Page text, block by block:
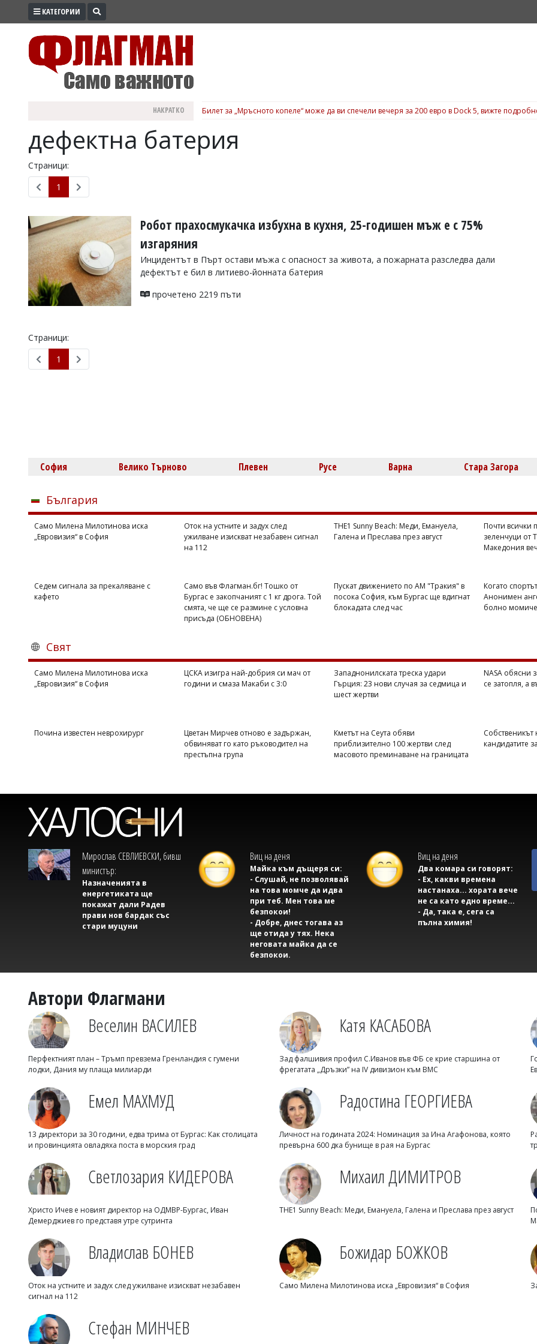
ПРОМО
ЗДРАВЕ
ПОЛИТИКА
ОБЩИНИ
ОБЩЕСТВО
ЛАЙФСТАЙЛ
ВОЙНАТА
УКРАЙНА
СПОРТ
РАЗСЛЕДВАНЕ
office@flagman.bg
въвеждат
отговорност
КАТЕГОРИИ
НАКРАТКО Билет за „Мръсното копеле“ може да ви спечели вечеря за 200 евро в Dock 5, вижте
дефектна батерия
Страници:
1
Робот прахосмукачка избухна в кухня, 25-годишен мъж е с 75%
изгаряния
Инцидентът в Пърт остави мъжа с опасност за живота, а пожарната разследва дали
дефектът е бил в литиево-йонната батерия
прочетено 2219 пъти
Страници:
1
София Велико Търново Плевен Русе Варна Стара Загора
България
Само Милена Милотинова иска
„Евровизия“ в София
Оток на устните и задух след
ужилване изискват незабавен сигнал
на 112
THE1 Sunny Beach: Меди, Емануела,
Галена и Преслава през август
Почти всички
зеленчуци от
Македония
Седем сигнала за прекаляване с
кафето
Само във Флагман.бг! Тошко от
Бургас е закопчаният с 1 кг дрога. Той
смята, че ще се размине с условна
присъда (ОБНОВЕНА)
Пускат движението по АМ "Тракия" в
посока София, към Бургас ще вдигнат
блокадата след час
Когато
Анонимен
болно момиче
Свят
Само Милена Милотинова иска
„Евровизия“ в София
ЦСКА изигра най-добрия си мач от
години и смаза Макаби с 3:0
Западнонилската треска удари
Гърция: 23 нови случая за седмица и
шест жертви
NASA обясни
се затопля, а
Почина известен неврохирург
Цветан Мирчев отново е задържан,
обвиняват го като ръководител на
престъпна група
Кметът на Сеута обяви
приблизително 100 жертви след
масовото преминаване на границата
Собственикът
кандидатите
Мирослав СЕВЛИЕВСКИ, бивш
министър:
Назначенията в
енергетиката ще
покажат дали Радев
прави нов бардак със
стари муцуни
Виц на деня
Майка към дъщеря си:
- Слушай, не позволявай
на това момче да идва
при теб. Мен това ме
безпокои!
- Добре, днес тогава аз
ще отида у тях. Нека
неговата майка да се
безпокои.
Виц на деня
Два комара си говорят:
- Ех, какви времена
настанаха... хората вече
не са като едно време...
- Да, така е, сега са
пълна химия!
Автори Флагмани
Веселин ВАСИЛЕВ
Перфектният план – Тръмп превзема Гренландия с гумени
лодки, Дания му плаща милиарди
Катя КАСАБОВА
Зад фалшивия профил С.Иванов във ФБ се крие старшина от
фрегатата „Дръзки” на IV дивизион към ВМС
Емел МАХМУД
13 директори за 30 години, едва трима от Бургас: Как столицата
и провинцията овладяха поста в морския град
Радостина ГЕОРГИЕВА
Личност на годината 2024: Номинация за Ина Агафонова, която
превърна 600 дка бунище в рая на Бургас
Светлозария КИДЕРОВА
Христо Ичев е новият директор на ОДМВР-Бургас, Иван
Демерджиев го представя утре сутринта
Михаил ДИМИТРОВ
THE1 Sunny Beach: Меди, Емануела, Галена и Преслава през август
Владислав БОНЕВ
Оток на устните и задух след ужилване изискват незабавен
сигнал на 112
Божидар БОЖКОВ
Само Милена Милотинова иска „Евровизия“ в София
Стефан МИНЧЕВ